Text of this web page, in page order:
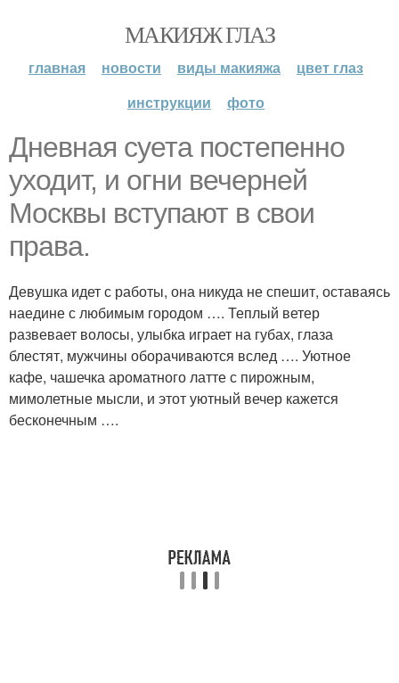
МАКИЯЖ ГЛАЗ
главная новости виды макияжа
цвет глаз
инструкции
фото
Дневная суета постепенно
уходит, и огни вечерней
Москвы вступают в свои
права.
Девушка идет с работы, она никуда не спешит, оставаясь
наедине с любимым городом …. Теплый ветер
развевает волосы, улыбка играет на губах, глаза
блестят, мужчины оборачиваются вслед …. Уютное
кафе, чашечка ароматного латте с пирожным,
мимолетные мысли, и этот уютный вечер кажется
бесконечным ….